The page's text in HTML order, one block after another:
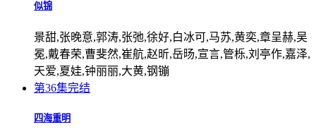
似锦
景甜,张晚意,郭涛,张弛,徐好,白冰可,马苏,黄奕,章呈赫,吴
冕,戴春荣,曹斐然,崔航,赵昕,岳旸,宣言,管栎,刘亭作,嘉泽,
天爱,夏娃,钟丽丽,大黄,钢镚
第36集完结
四海重明